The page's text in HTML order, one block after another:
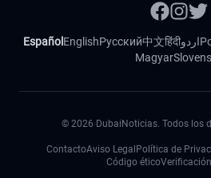
Español EnglishРусский中文हिंदीاردو
Magyar
© 2026 DubaiNoticias. Todos los
ContactoAviso Legal Política de
Código ético